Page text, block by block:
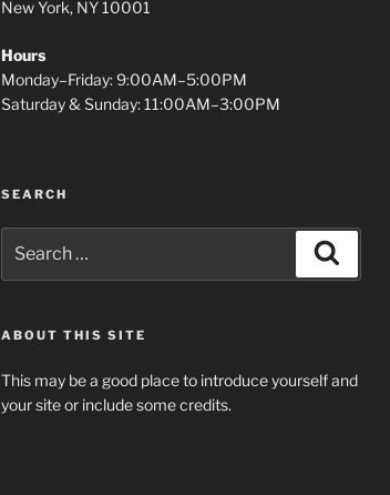
New York, NY 10001
Hours
Monday–Friday: 9:00AM–5:00PM
Saturday & Sunday: 11:00AM–3:00PM
SEARCH
for:
ABOUT THIS SITE
This may be a good place to introduce yourself and
your site or include some credits.